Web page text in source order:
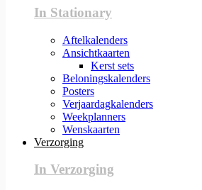
In Stationary
Aftelkalenders
Ansichtkaarten
Kerst sets
Beloningskalenders
Posters
Verjaardagkalenders
Weekplanners
Wenskaarten
Verzorging
In Verzorging